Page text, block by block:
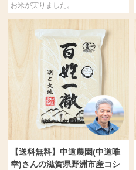
お米が実りました。
【送料無料】中道農園(中道唯
幸)さんの滋賀県野洲市産コシ